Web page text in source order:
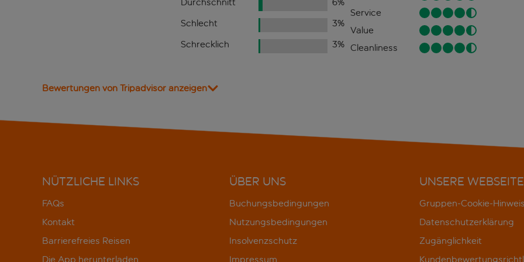
Schlecht
3%
Schrecklich
3%
Service
Value
Cleanliness
Bewertungen von Tripadvisor anzeigen
NÜTZLICHE LINKS
FAQs
Kontakt
Barrierefreies Reisen
Die App herunterladen
ÜBER UNS
Buchungsbedingungen
Nutzungsbedingungen
Insolvenzschutz
Impressum
UNSERE WEBSEITE
Gruppen-Cookie-Hinweis
Datenschutzerklärung
Zugänglichkeit